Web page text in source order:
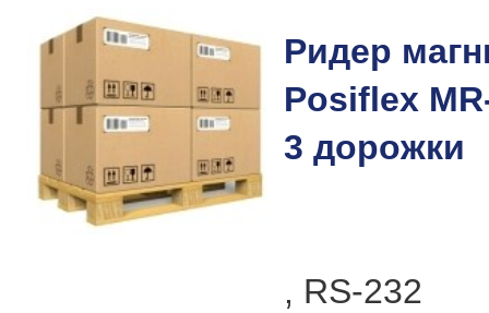
Ридер
Posiflex
3 дорожки
, RS-232